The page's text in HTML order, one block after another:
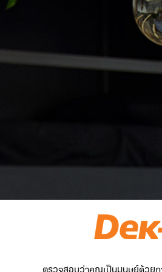
ตรวจสอบว่าคุณเป็นมนุษย์ด้วยก